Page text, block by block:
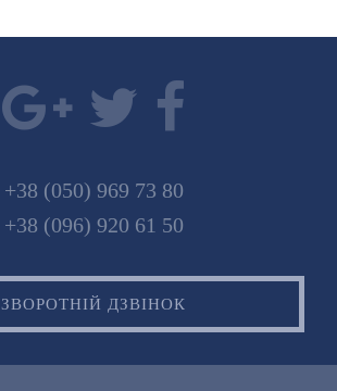
+38 (050) 969 73 80
+38 (096) 920 61 50
ЗВОРОТНІЙ ДЗВІНОК